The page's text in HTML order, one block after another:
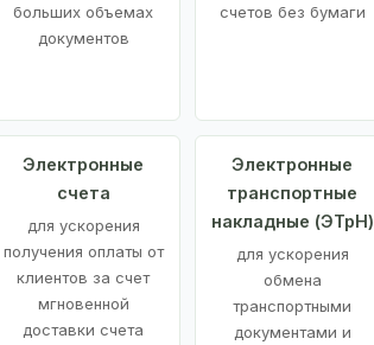
больших объемах
документов
счетов без бумаги
Электронные
счета
для ускорения
получения оплаты от
клиентов за счет
мгновенной
доставки счета
Электронные
транспортные
накладные (ЭТрН)
для ускорения
обмена
транспортными
документами и